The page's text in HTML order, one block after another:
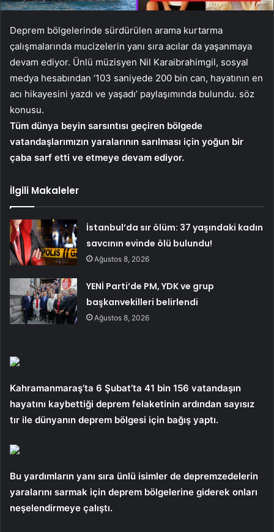
Deprem bölgelerinde sürdürülen arama kurtarma
çalışmalarında mucizelerin yanı sıra acılar da yaşanmaya
devam ediyor. Ünlü müzisyen Nil Karaibrahimgil, sosyal
medya hesabından ‘103 saniyede 200 bin can, hayatının en
acı hikayesini yazdı ve yaşadı’ paylaşımında bulundu. söz
konusu.
Tüm dünya beyin sarsıntısı geçiren bölgede
vatandaşlarımızın yaralarının sarılması için yoğun bir
çaba sarf etti ve etmeye devam ediyor.
İlgili Makaleler
İstanbul’da sır ölüm: 37 yaşındaki kadın
savcının evinde ölü bulundu!
Ağustos 8, 2026
YENİ Parti’de PM, YDK ve grup
başkanvekilleri belirlendi
Ağustos 8, 2026
Kahramanmaraş’ta 6 Şubat’ta 41 bin 156 vatandaşın
hayatını kaybettiği deprem felaketinin ardından sayısız
tır ile dünyanın deprem bölgesi için bağış yaptı.
Bu yardımların yanı sıra ünlü isimler de depremzedelerin
yaralarını sarmak için deprem bölgelerine giderek onları
neşelendirmeye çalıştı.